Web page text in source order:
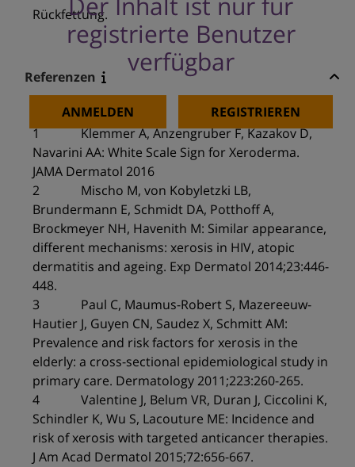
registrierte Benutzer
verfügbar
ANMELDEN REGISTRIEREN
Rückfettung.
Referenzen
1 Klemmer A, Anzengruber F, Kazakov D,
Navarini AA: White Scale Sign for Xeroderma.
JAMA Dermatol 2016
2 Mischo M, von Kobyletzki LB,
Brundermann E, Schmidt DA, Potthoff A,
Brockmeyer NH, Havenith M: Similar appearance,
different mechanisms: xerosis in HIV, atopic
dermatitis and ageing. Exp Dermatol 2014;23:446-
448.
3 Paul C, Maumus-Robert S, Mazereeuw-
Hautier J, Guyen CN, Saudez X, Schmitt AM:
Prevalence and risk factors for xerosis in the
elderly: a cross-sectional epidemiological study in
primary care. Dermatology 2011;223:260-265.
4 Valentine J, Belum VR, Duran J, Ciccolini K,
Schindler K, Wu S, Lacouture ME: Incidence and
risk of xerosis with targeted anticancer therapies.
J Am Acad Dermatol 2015;72:656-667.